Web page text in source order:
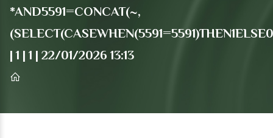
*AND5591=CONCAT(~,
| 1 | 1 | 22/01/2026 13:13